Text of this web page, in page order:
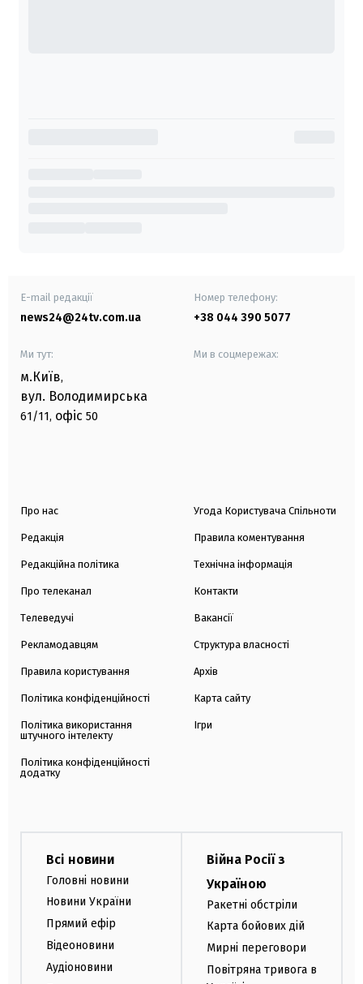
E-mail редакції
news24@24tv.com.ua
Номер телефону:
+38 044 390 5077
Ми тут:
м.Київ,
вул. Володимирська
61/11, офіс 50
Ми в соцмережах:
Про нас
Редакція
Редакційна політика
Про телеканал
Телеведучі
Рекламодавцям
Правила користування
Політика конфіденційності
Політика використання
штучного інтелекту
Політика конфіденційності
додатку
Угода Користувача Спільноти
Правила коментування
Технічна інформація
Контакти
Вакансії
Структура власності
Архів
Карта сайту
Ігри
Всі новини
Головні новини
Новини України
Прямий ефір
Відеоновини
Аудіоновини
Війна Росії з
Україною
Ракетні обстріли
Карта бойових дій
Мирні переговори
Повітряна тривога в